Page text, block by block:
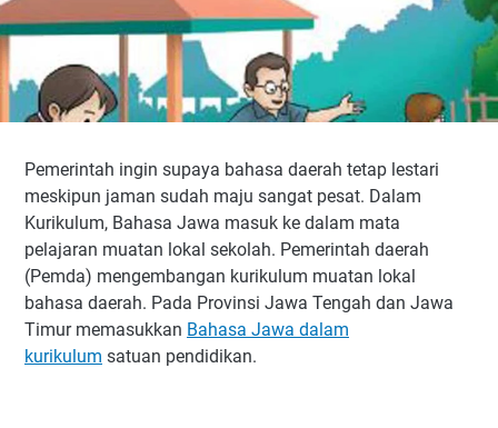
Pemerintah ingin supaya bahasa daerah tetap lestari
meskipun jaman sudah maju sangat pesat. Dalam
Kurikulum, Bahasa Jawa masuk ke dalam mata
pelajaran muatan lokal sekolah. Pemerintah daerah
(Pemda) mengembangan kurikulum muatan lokal
bahasa daerah. Pada Provinsi Jawa Tengah dan Jawa
Timur memasukkan Bahasa Jawa dalam
kurikulum satuan pendidikan.